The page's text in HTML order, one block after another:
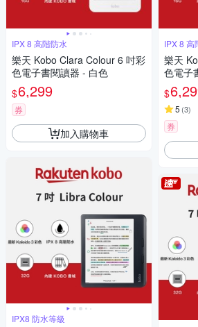
IPX 8 高階防水
樂天 Kobo Clara Colour 6 吋彩
色電子書閱讀器 - 白色
$6,299
券
加入購物車
IPX8 防水等級
IPX 8 高
樂天
色電子
$
5 (3)
券